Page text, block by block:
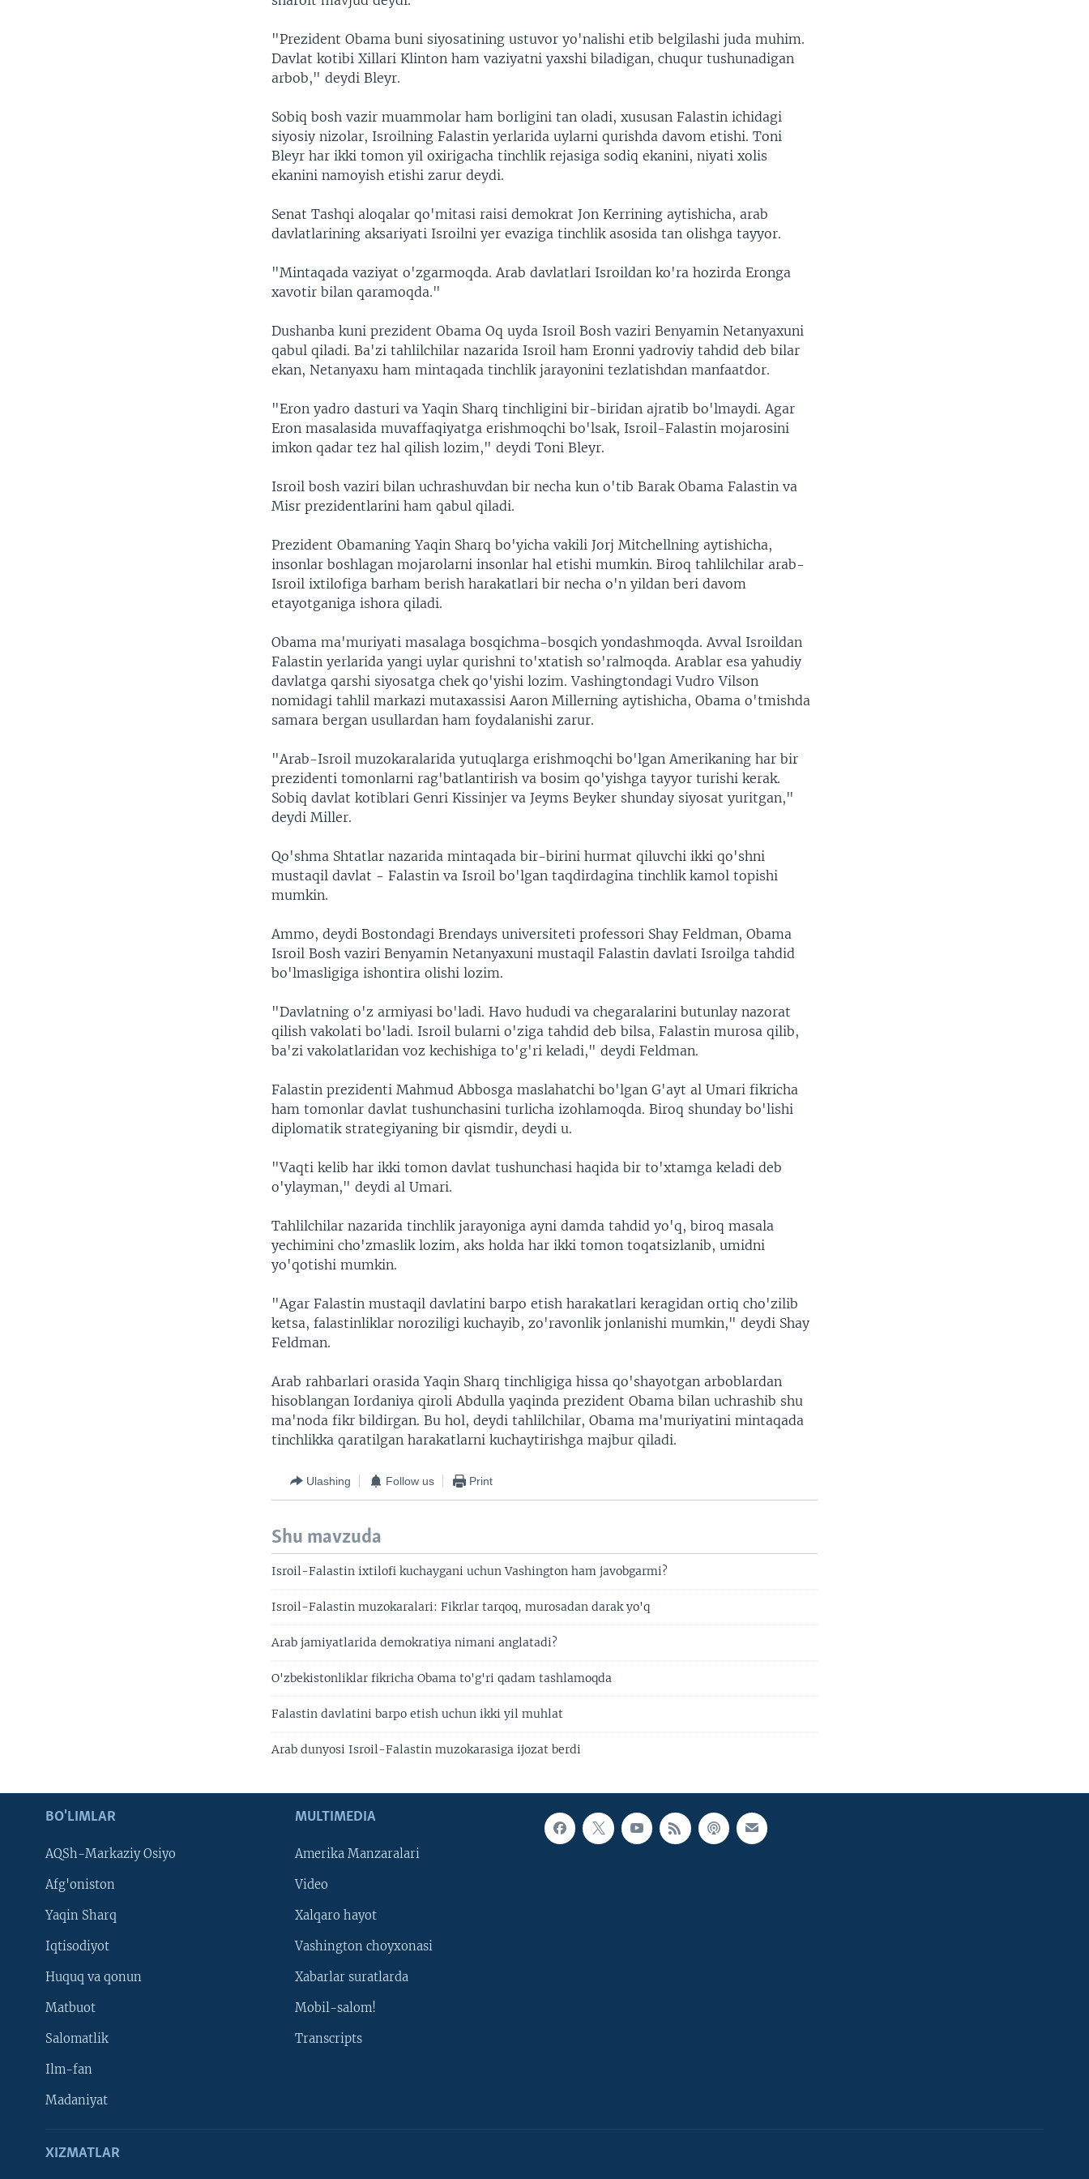
"Prezident Obama buni siyosatining ustuvor yo'nalishi etib belgilashi juda muhim.
Davlat kotibi Xillari Klinton ham vaziyatni yaxshi biladigan, chuqur tushunadigan
arbob," deydi Bleyr.
Sobiq bosh vazir muammolar ham borligini tan oladi, xususan Falastin ichidagi
siyosiy nizolar, Isroilning Falastin yerlarida uylarni qurishda davom etishi. Toni
Bleyr har ikki tomon yil oxirigacha tinchlik rejasiga sodiq ekanini, niyati xolis
ekanini namoyish etishi zarur deydi.
Senat Tashqi aloqalar qo'mitasi raisi demokrat Jon Kerrining aytishicha, arab
davlatlarining aksariyati Isroilni yer evaziga tinchlik asosida tan olishga tayyor.
"Mintaqada vaziyat o'zgarmoqda. Arab davlatlari Isroildan ko'ra hozirda Eronga
xavotir bilan qaramoqda."
Dushanba kuni prezident Obama Oq uyda Isroil Bosh vaziri Benyamin Netanyaxuni
qabul qiladi. Ba'zi tahlilchilar nazarida Isroil ham Eronni yadroviy tahdid deb bilar
ekan, Netanyaxu ham mintaqada tinchlik jarayonini tezlatishdan manfaatdor.
"Eron yadro dasturi va Yaqin Sharq tinchligini bir-biridan ajratib bo'lmaydi. Agar
Eron masalasida muvaffaqiyatga erishmoqchi bo'lsak, Isroil-Falastin mojarosini
imkon qadar tez hal qilish lozim," deydi Toni Bleyr.
Isroil bosh vaziri bilan uchrashuvdan bir necha kun o'tib Barak Obama Falastin va
Misr prezidentlarini ham qabul qiladi.
Prezident Obamaning Yaqin Sharq bo'yicha vakili Jorj Mitchellning aytishicha,
insonlar boshlagan mojarolarni insonlar hal etishi mumkin. Biroq tahlilchilar arab-
Isroil ixtilofiga barham berish harakatlari bir necha o'n yildan beri davom
etayotganiga ishora qiladi.
Obama ma'muriyati masalaga bosqichma-bosqich yondashmoqda. Avval Isroildan
Falastin yerlarida yangi uylar qurishni to'xtatish so'ralmoqda. Arablar esa yahudiy
davlatga qarshi siyosatga chek qo'yishi lozim. Vashingtondagi Vudro Vilson
nomidagi tahlil markazi mutaxassisi Aaron Millerning aytishicha, Obama o'tmishda
samara bergan usullardan ham foydalanishi zarur.
"Arab-Isroil muzokaralarida yutuqlarga erishmoqchi bo'lgan Amerikaning har bir
prezidenti tomonlarni rag'batlantirish va bosim qo'yishga tayyor turishi kerak.
Sobiq davlat kotiblari Genri Kissinjer va Jeyms Beyker shunday siyosat yuritgan,"
deydi Miller.
Qo'shma Shtatlar nazarida mintaqada bir-birini hurmat qiluvchi ikki qo'shni
mustaqil davlat - Falastin va Isroil bo'lgan taqdirdagina tinchlik kamol topishi
mumkin.
Ammo, deydi Bostondagi Brendays universiteti professori Shay Feldman, Obama
Isroil Bosh vaziri Benyamin Netanyaxuni mustaqil Falastin davlati Isroilga tahdid
bo'lmasligiga ishontira olishi lozim.
"Davlatning o'z armiyasi bo'ladi. Havo hududi va chegaralarini butunlay nazorat
qilish vakolati bo'ladi. Isroil bularni o'ziga tahdid deb bilsa, Falastin murosa qilib,
ba'zi vakolatlaridan voz kechishiga to'g'ri keladi," deydi Feldman.
Falastin prezidenti Mahmud Abbosga maslahatchi bo'lgan G'ayt al Umari fikricha
ham tomonlar davlat tushunchasini turlicha izohlamoqda. Biroq shunday bo'lishi
diplomatik strategiyaning bir qismdir, deydi u.
"Vaqti kelib har ikki tomon davlat tushunchasi haqida bir to'xtamga keladi deb
o'ylayman," deydi al Umari.
Tahlilchilar nazarida tinchlik jarayoniga ayni damda tahdid yo'q, biroq masala
yechimini cho'zmaslik lozim, aks holda har ikki tomon toqatsizlanib, umidni
yo'qotishi mumkin.
"Agar Falastin mustaqil davlatini barpo etish harakatlari keragidan ortiq cho'zilib
ketsa, falastinliklar noroziligi kuchayib, zo'ravonlik jonlanishi mumkin," deydi Shay
Feldman.
Arab rahbarlari orasida Yaqin Sharq tinchligiga hissa qo'shayotgan arboblardan
hisoblangan Iordaniya qiroli Abdulla yaqinda prezident Obama bilan uchrashib shu
ma'noda fikr bildirgan. Bu hol, deydi tahlilchilar, Obama ma'muriyatini mintaqada
tinchlikka qaratilgan harakatlarni kuchaytirishga majbur qiladi.
Ulashing Follow us Print
Shu mavzuda
Isroil-Falastin ixtilofi kuchaygani uchun Vashington ham javobgarmi?
Isroil-Falastin muzokaralari: Fikrlar tarqoq, murosadan darak yo'q
Arab jamiyatlarida demokratiya nimani anglatadi?
O'zbekistonliklar fikricha Obama to'g'ri qadam tashlamoqda
Falastin davlatini barpo etish uchun ikki yil muhlat
Arab dunyosi Isroil-Falastin muzokarasiga ijozat berdi
BO'LIMLAR
AQSh-Markaziy Osiyo
Afg'oniston
Yaqin Sharq
Iqtisodiyot
Huquq va qonun
Matbuot
Salomatlik
Ilm-fan
Madaniyat
MULTIMEDIA
Amerika Manzaralari
Video
Xalqaro hayot
Vashington choyxonasi
Xabarlar suratlarda
Mobil-salom!
Transcripts
XIZMATLAR